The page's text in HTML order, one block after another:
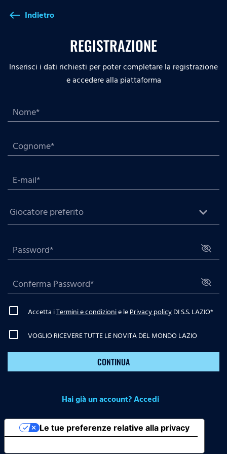
west Indietro
REGISTRAZIONE
Inserisci i dati richiesti per poter completare la registrazione
e accedere alla piattaforma
Accetta iTermini e condizionie lePrivacy policyDI S.S. LAZIO*
VOGLIO RICEVERE TUTTE LE NOVITA DEL MONDO LAZIO
CONTINUA
Hai già un account? Accedi
Le tue preferenze relative alla privacy